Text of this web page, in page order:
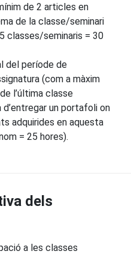
de 2 articles en
de la classe/seminari
classes/seminaris = 30
del període de
(com a màxim
l’última classe
d’entregar un portafoli on
adquirides en aquesta
= 25 hores).
dels
a les classes